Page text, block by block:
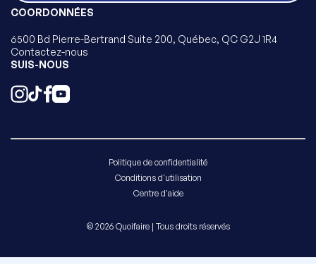
COORDONNÉES
6500 Bd Pierre-Bertrand Suite 200, Québec, QC G2J 1R4
Contactez-nous
SUIS-NOUS
Politique de confidentialité
Conditions d'utilisation
Centre d'aide
© 2026 Quoifaire | Tous droits réservés